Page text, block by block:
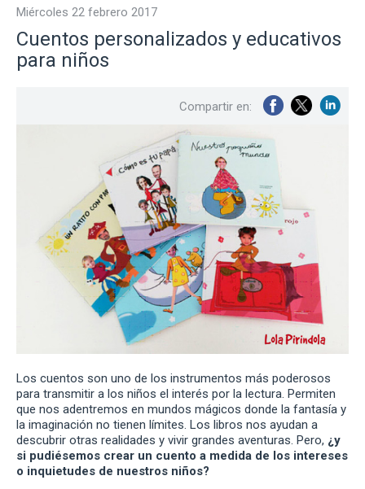
miércoles 22 febrero 2017
Cuentos personalizados y educativos
para niños
Compartir en:
Los cuentos son uno de los instrumentos más poderosos
para transmitir a los niños el interés por la lectura. Permiten
que nos adentremos en mundos mágicos donde la fantasía y
la imaginación no tienen límites. Los libros nos ayudan a
descubrir otras realidades y vivir grandes aventuras. Pero, ¿y
si pudiésemos crear un cuento a medida de los intereses
o inquietudes de nuestros niños?